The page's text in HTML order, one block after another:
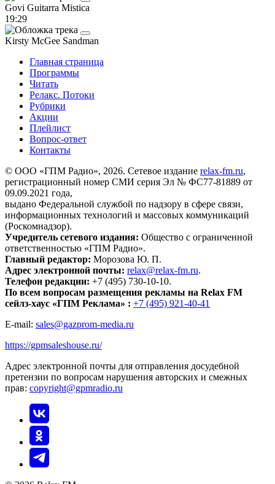
Govi Guitarra Mistica
19:29
Kirsty McGee Sandman
Главная страница
Программы
Читать
Релакс. Потоки
Рубрики
Акции
Плейлист
Вопрос-ответ
Контакты
© ООО «ГПМ Радио», 2026. Сетевое издание relax-fm.ru,
регистрационный номер СМИ серия Эл № ФС77-81889 от
09.09.2021 года,
выдано Федеральной службой по надзору в сфере связи,
информационных технологий и массовых коммуникаций
(Роскомнадзор).
Учредитель сетевого издания: Общество с ограниченной
ответственностью «ГПМ Радио».
Главный редактор: Морозова Ю. П.
Адрес электронной почты: relax@relax-fm.ru.
Телефон редакции: +7 (495) 730-10-10.
По всем вопросам размещения рекламы на Relax FM
сейлз-хаус «ГПМ Реклама» : +7 (495) 921-40-41
E-mail: sales@gazprom-media.ru
https://gpmsaleshouse.ru/
Адрес электронной почты для отправления досудебной
претензии по вопросам нарушения авторских и смежных
прав: copyright@gpmradio.ru